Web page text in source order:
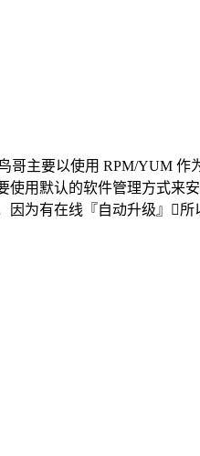
主要以使用 RPM/YUM 作
使用默认的软件管理方式
因为有在线『自动升级』